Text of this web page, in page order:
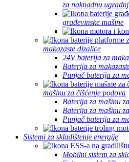
za naknadnu
građevinske mašine
makazaste dizalice
24V baterija za
Baterija za
Punjač baterija za
mašinu za čišćenje podova
Baterija za mašinu
Baterija za mašinu
Punjač baterija za
Sistemi za skladištenje energije
Mobilni sistem za